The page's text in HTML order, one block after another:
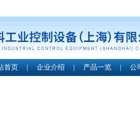
首页 | 企业介绍 | 产品一览 | 公